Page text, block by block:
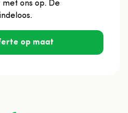
ons op. De
op maat